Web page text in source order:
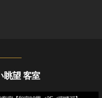
眺望 客室